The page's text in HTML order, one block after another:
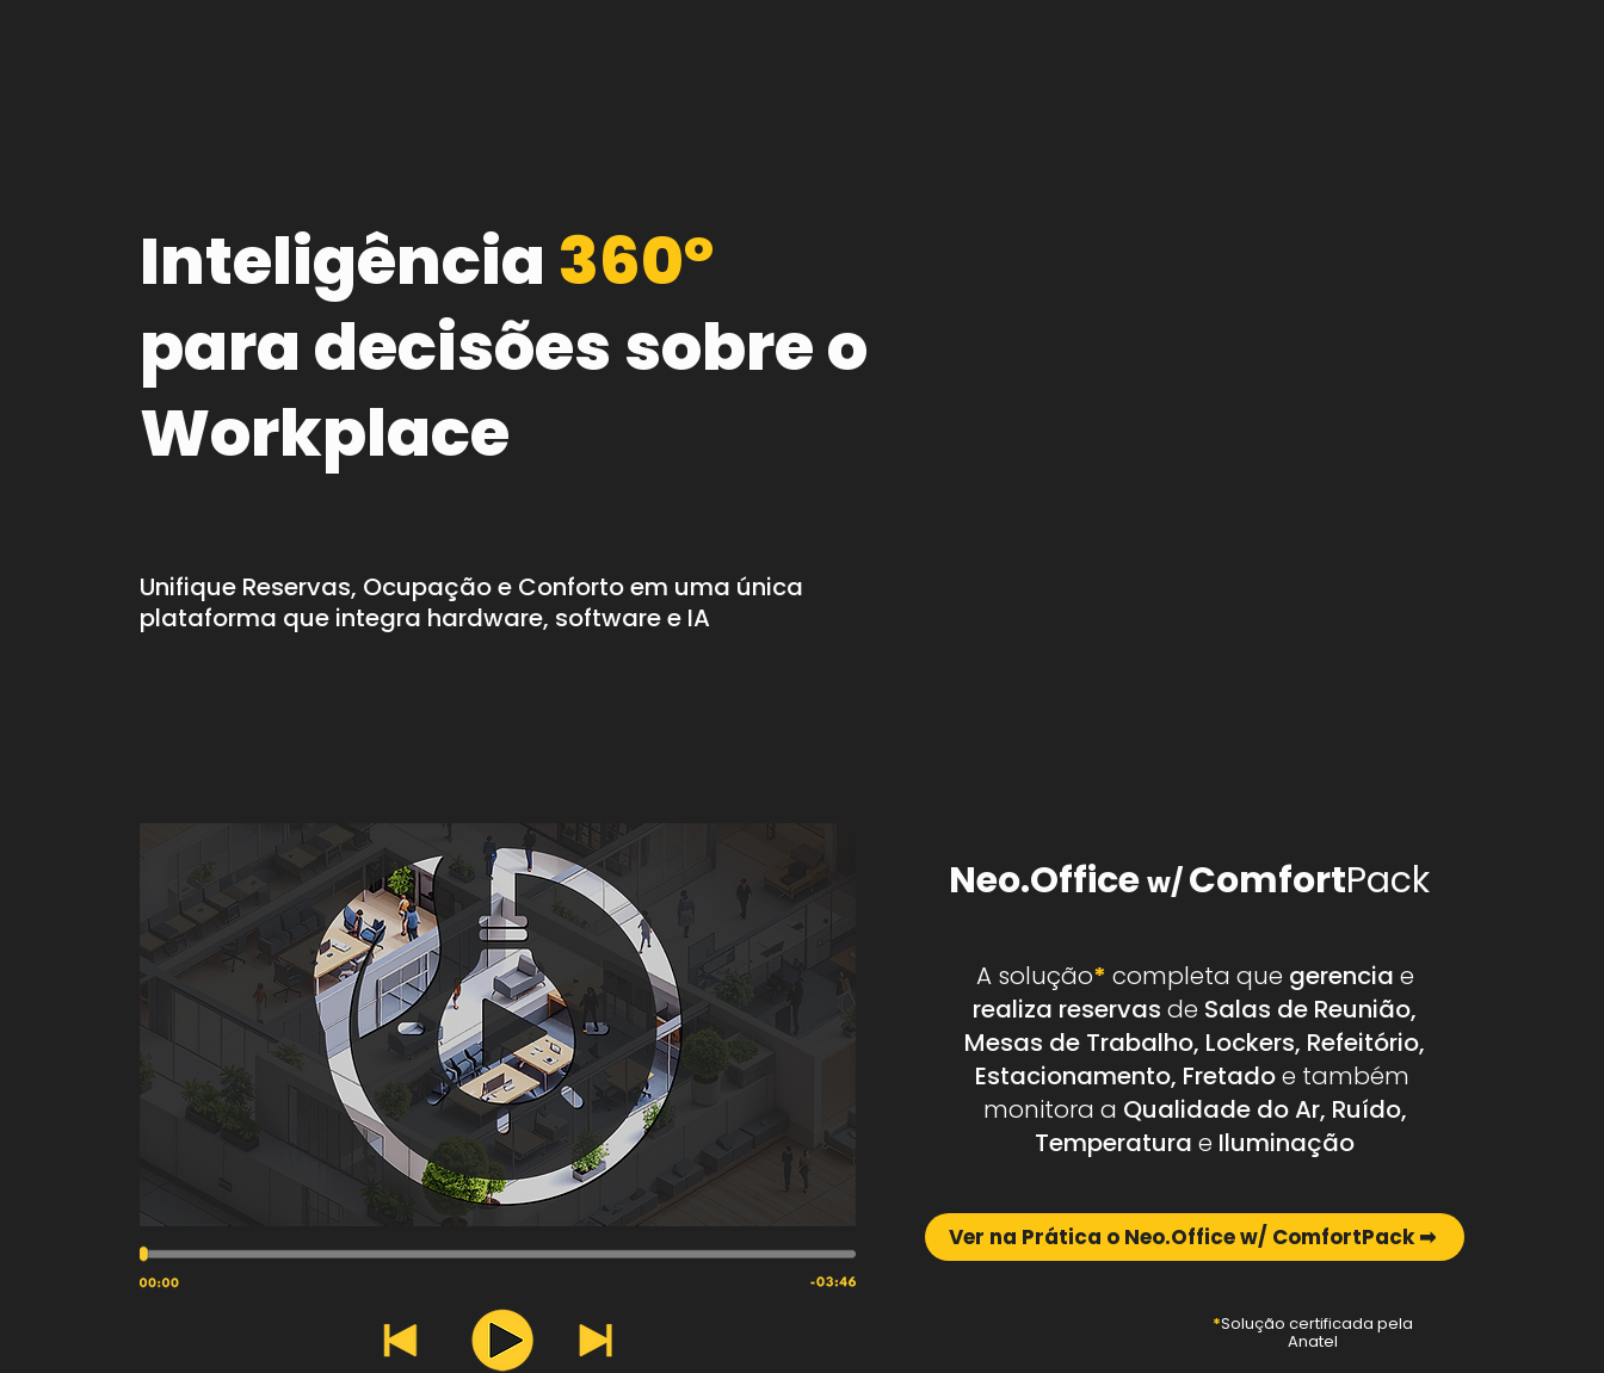
Inteligência 360º
para decisões sobre o
Workplace
Unifique Reservas, Ocupação e Conforto em uma única
plataforma que integra hardware, software e IA
Neo.Officew/ComfortPack
A solução* completa que gerencia e
realiza reservas de Salas de Reunião,
Mesas de Trabalho, Lockers, Refeitório,
Estacionamento, Fretadoe também
monitora a Qualidade do Ar, Ruído,
Temperatura e Iluminação
Ver na Prática o Neo.Office w/ ComfortPack ➡︎
*Solução certificada pela
Anatel